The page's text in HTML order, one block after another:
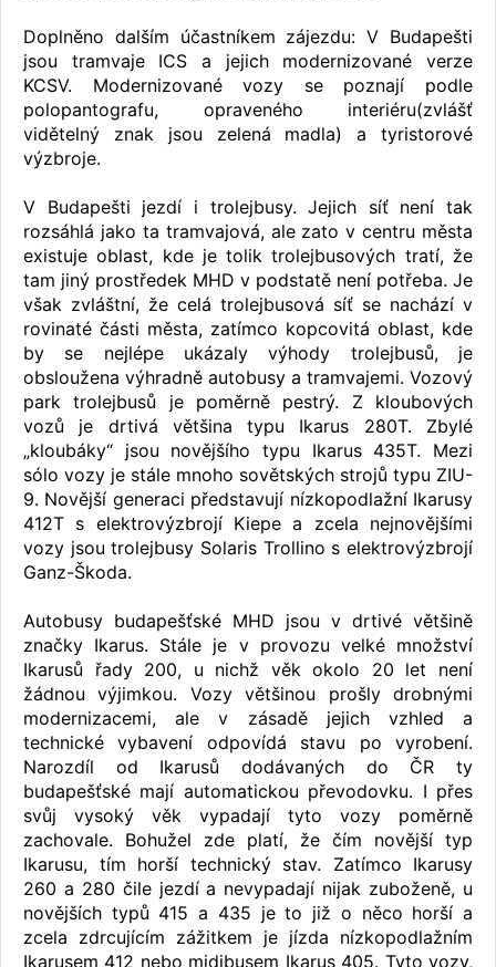
Doplněno dalším účastníkem zájezdu: V Budapešti
jsou tramvaje ICS a jejich modernizované verze
KCSV. Modernizované vozy se poznají podle
polopantografu, opraveného interiéru(zvlášť
vidětelný znak jsou zelená madla) a tyristorové
výzbroje.
V Budapešti jezdí i trolejbusy. Jejich síť není tak
rozsáhlá jako ta tramvajová, ale zato v centru města
existuje oblast, kde je tolik trolejbusových tratí, že
tam jiný prostředek MHD v podstatě není potřeba. Je
však zvláštní, že celá trolejbusová síť se nachází v
rovinaté části města, zatímco kopcovitá oblast, kde
by se nejlépe ukázaly výhody trolejbusů, je
obsloužena výhradně autobusy a tramvajemi. Vozový
park trolejbusů je poměrně pestrý. Z kloubových
vozů je drtivá většina typu Ikarus 280T. Zbylé
„kloubáky“ jsou novějšího typu Ikarus 435T. Mezi
sólo vozy je stále mnoho sovětských strojů typu ZIU-
9. Novější generaci představují nízkopodlažní Ikarusy
412T s elektrovýzbrojí Kiepe a zcela nejnovějšími
vozy jsou trolejbusy Solaris Trollino s elektrovýzbrojí
Ganz-Škoda.
Autobusy budapešťské MHD jsou v drtivé většině
značky Ikarus. Stále je v provozu velké množství
Ikarusů řady 200, u nichž věk okolo 20 let není
žádnou výjimkou. Vozy většinou prošly drobnými
modernizacemi, ale v zásadě jejich vzhled a
technické vybavení odpovídá stavu po vyrobení.
Narozdíl od Ikarusů dodávaných do ČR ty
budapešťské mají automatickou převodovku. I přes
svůj vysoký věk vypadají tyto vozy poměrně
zachovale. Bohužel zde platí, že čím novější typ
Ikarusu, tím horší technický stav. Zatímco Ikarusy
260 a 280 čile jezdí a nevypadají nijak zuboženě, u
novějších typů 415 a 435 je to již o něco horší a
zcela zdrcujícím zážitkem je jízda nízkopodlažním
Ikarusem 412 nebo midibusem Ikarus 405. Tyto vozy,